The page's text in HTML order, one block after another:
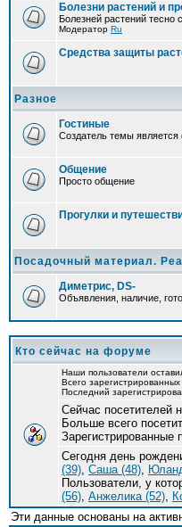
Болезни растений и
Болезней растений тесно
Модератор Ru
Средства защиты
Разное
Гостиные
Создатель темы является
Общение
Просто общение
Прогулки и
Посадочный материал.
Диметрис, DS-
Объявления, наличие,
Кто сейчас на форуме
Наши пользователи
Всего
Последний
Сейчас посетителей
Больше всего
Зарегистрированные
Сегодня день
(39), Саша (48),
Пользователи, у
(56), Анжелика (52),
Эти данные основаны на